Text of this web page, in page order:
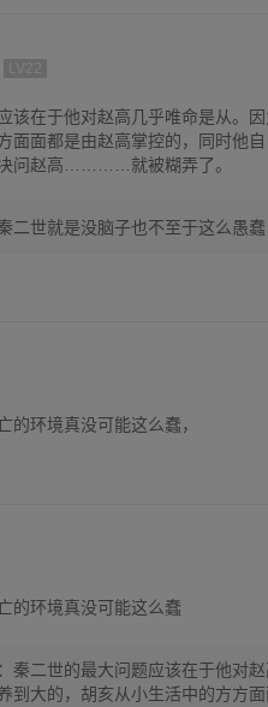
该在于他对赵高几乎唯命是从。
面面都是由赵高掌控的，同时他
问赵高…………就被糊弄了。
二世就是没脑子也不至于这么愚
的环境真没可能这么蠢，
的环境真没可能这么蠢
秦二世的最大问题应该在于他对
到大的，胡亥从小生活中的方方